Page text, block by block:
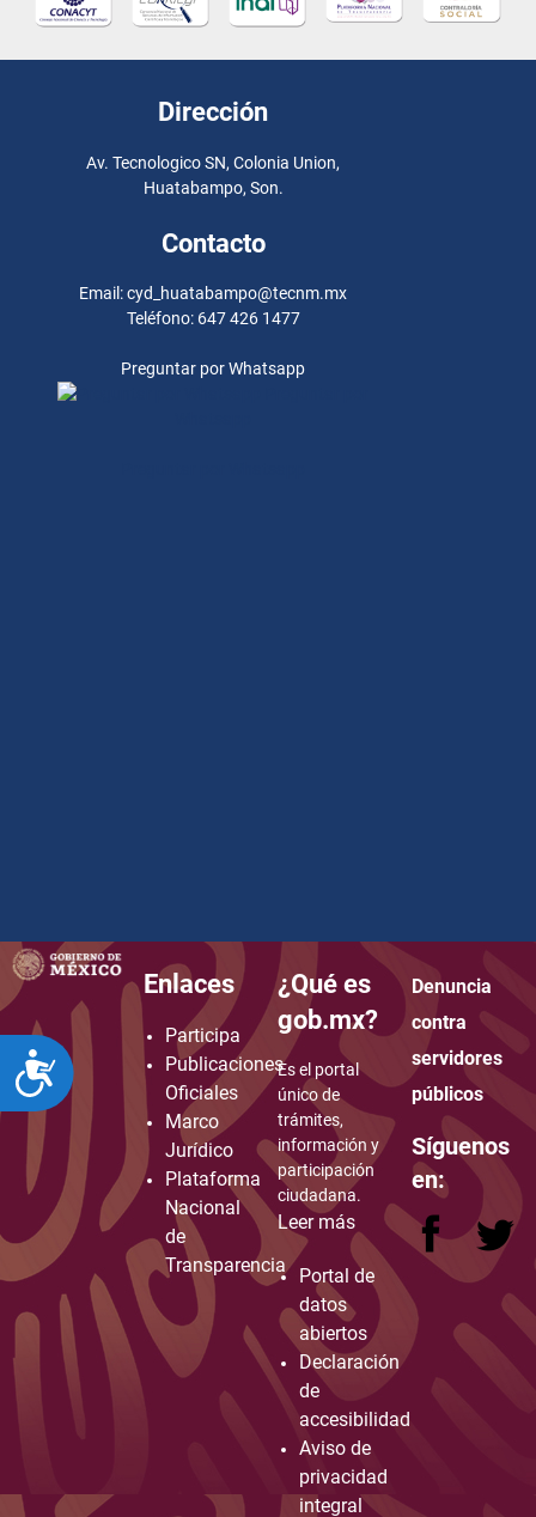
ACCESIBILIDAD
Dirección
Av. Tecnologico SN, Colonia Union,
Huatabampo, Son.
Contacto
Email: cyd_huatabampo@tecnm.mx
Teléfono: 647 426 1477
Preguntar por Whatsapp
how to embed google map in website
Enlaces
Participa
Publicaciones
Oficiales
Marco
Jurídico
Plataforma
Nacional
de
Transparencia
¿Qué es
gob.mx?
Es el portal
único de
trámites,
información y
participación
ciudadana.
Leer más
Portal de
datos
abiertos
Declaración
de
accesibilidad
Aviso de
privacidad
integral
Denuncia
contra
servidores
públicos
Síguenos
en: